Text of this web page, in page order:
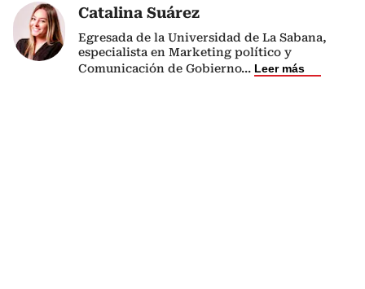
Catalina Suárez
Egresada de la Universidad de La Sabana,
especialista en Marketing político y
Comunicación de Gobierno... Leer más